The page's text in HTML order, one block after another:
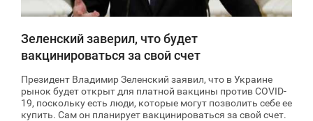
Зеленский заверил, что будет
вакцинироваться за свой счет
Президент Владимир Зеленский заявил, что в Украине
рынок будет открыт для платной вакцины против COVID-
19, поскольку есть люди, которые могут позволить себе ее
купить. Сам он планирует вакцинироваться за свой счет.